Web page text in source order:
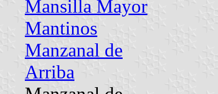
Mansilla Mayor
Mantinos
Manzanal de
Arriba